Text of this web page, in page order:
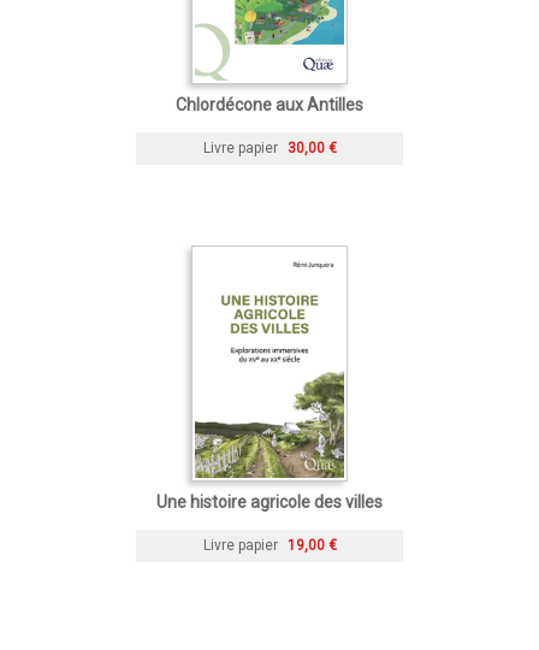
Chlordécone aux Antilles
Livre papier 30,00 €
Une histoire agricole des villes
Livre papier 19,00 €